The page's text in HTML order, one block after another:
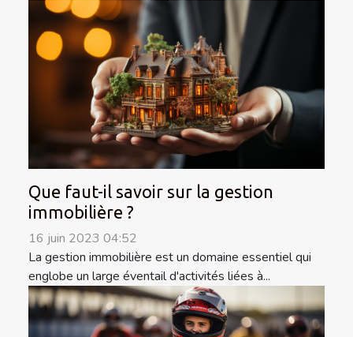
Que faut-il savoir sur la gestion
immobilière ?
16 juin 2023 04:52
La gestion immobilière est un domaine essentiel qui
englobe un large éventail d'activités liées à...